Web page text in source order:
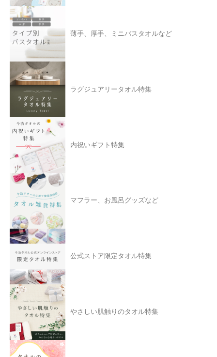
薄手、厚手、ミニバスタオルなど
ラグジュアリータオル特集
内祝いギフト特集
マフラー、お風呂グッズなど
公式ストア限定タオル特集
やさしい肌触りのタオル特集